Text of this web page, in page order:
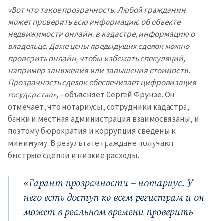
«Вот что такое прозрачность. Любой гражданин
может проверить всю информацию об объекте
недвижимости онлайн, в кадастре, информацию о
владельце. Даже цены предыдущих сделок можно
проверить онлайн, чтобы избежать спекуляций,
например занижения или завышения стоимости.
Прозрачность сделок обеспечивает цифровизация
государства», –объясняет Сергей Фрунзе. Он
отмечает, что нотариусы, сотрудники кадастра,
банки и местная администрация взаимосвязаны, и
поэтому бюрократия и коррупция сведены к
минимуму. В результате граждане получают
быстрые сделки и низкие расходы.
«Гарант прозрачности – нотариус. У
него есть доступ ко всем регистрам и он
может в реальном времени проверить